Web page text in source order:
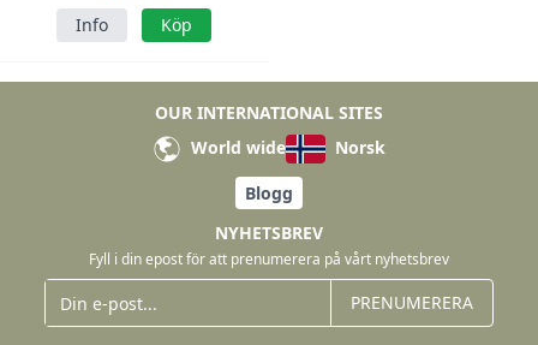
Info Köp
OUR INTERNATIONAL SITES
World wide
Norsk
Blogg
NYHETSBREV
Fyll i din epost för att prenumerera på vårt nyhetsbrev
PRENUMERERA